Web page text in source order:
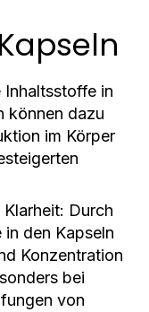
Inhaltsstoffe in
können dazu
im Körper
Durch
den Kapseln
Konzentration
bei
von